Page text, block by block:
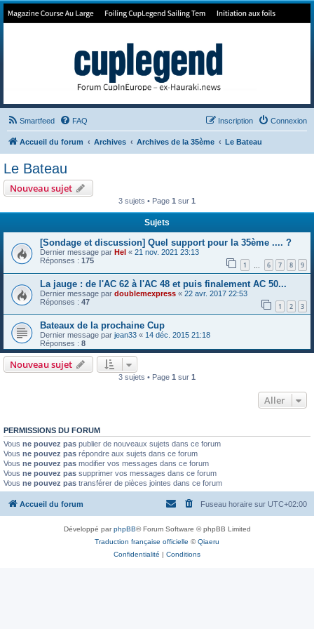
Forum de Cup In Europe
Smartfeed FAQ Connexion
Inscription
Accueil du forum Archives Archives de la 35ème Le Bateau
Le Bateau
Nouveau sujet
3 sujets • Page 1 sur 1
Sujets
[Sondage et discussion] Quel support pour la 35ème .... ?
Dernier message par Hel « 21 nov. 2021 23:13
Réponses : 175 1 6 7 8 9
La jauge : de l'AC 62 à l'AC 48 et puis finalement AC 50...
Dernier message par doublemexpress « 22 avr. 2017 22:53
Réponses : 47 1 2 3
Bateaux de la prochaine Cup
Dernier message par jean33 « 14 déc. 2015 21:18
Réponses : 8
Nouveau sujet
3 sujets • Page 1 sur 1
Aller
PERMISSIONS DU FORUM
Vous ne pouvez pas publier de nouveaux sujets dans ce forum
Vous ne pouvez pas répondre aux sujets dans ce forum
Vous ne pouvez pas modifier vos messages dans ce forum
Vous ne pouvez pas supprimer vos messages dans ce forum
Vous ne pouvez pas transférer de pièces jointes dans ce forum
Accueil du forum Fuseau horaire sur UTC+02:00
Développé parphpBB® Forum Software © phpBB Limited
Traduction française officielle ©Qiaeru
Confidentialité | Conditions